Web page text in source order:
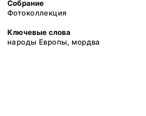
Собрание
Фотоколлекция
Ключевые слова
народы Европы, мордва